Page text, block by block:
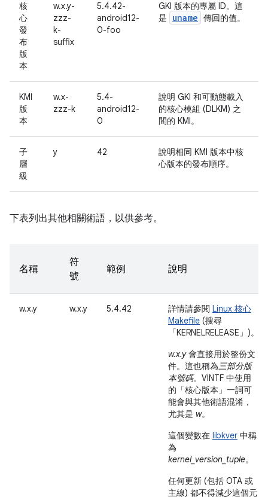
核
心
發
布
版
本
w.x.y-
zzz-
k-
suffix
5.4.42-
android12-
0-foo
GKI 版本的專屬 ID。這
是
uname 傳回的值。
KMI
版
本
w.x-
zzz-k
5.4-
android12-
0
說明 GKI 和可動態載入
的核心模組 (DLKM) 之
間的 KMI。
子
層
級
y 42
說明相同 KMI 版本中核
心版本的發布順序。
下表列出其他相關術語，以供參考。
名稱
符
號
範例 說明
w.x.y w.x.y 5.4.42 詳情請參閱 Linux 核心
Makefile (搜尋
「KERNELRELEASE」)。
w.x.y會直接用於整份文
件。這也稱為三部分版
本號碼。VINTF 中使用
的「核心版本」 一詞可
能會與其他術語混淆，
尤其是 w。
這個變數在 libkver 中稱
為
kernel_version_tuple。
任何更新 (包括 OTA 或
主線) 都不得減少這個元